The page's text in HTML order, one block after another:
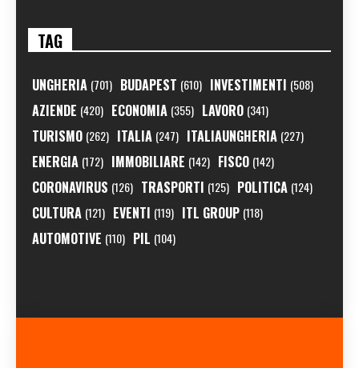
TAG
UNGHERIA (701) BUDAPEST (610) INVESTIMENTI (508)
AZIENDE (420) ECONOMIA (355) LAVORO (341)
TURISMO (262) ITALIA (247) ITALIAUNGHERIA (227)
ENERGIA (172) IMMOBILIARE (142) FISCO (142)
CORONAVIRUS (126) TRASPORTI (125) POLITICA (124)
CULTURA (121) EVENTI (119) ITL GROUP (118)
AUTOMOTIVE (110) PIL (104)